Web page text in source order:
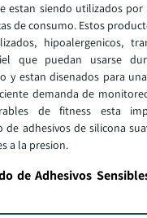
estan siendo utilizados por
de consumo. Estos
hipoalergenicos,
que puedan usarse
y estan disenados para
demanda de
de fitness esta
de adhesivos de silicona
a la presion.
de Adhesivos